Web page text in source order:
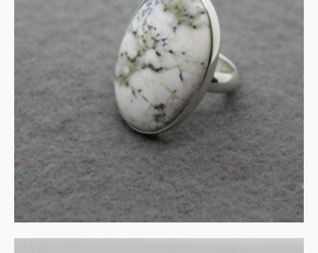
Zilveren ring met
mosagaat
€165.00
IN WINKELMAND